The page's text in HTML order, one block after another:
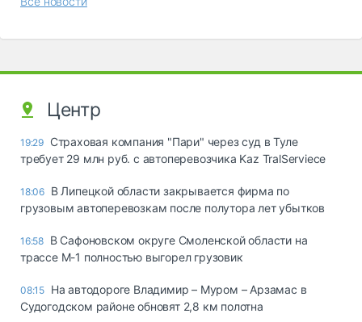
Центр
19:29 Страховая компания "Пари" через суд в Туле
требует 29 млн руб. с автоперевозчика Kaz TralServiece
18:06 В Липецкой области закрывается фирма по
грузовым автоперевозкам после полутора лет убытков
16:58 В Сафоновском округе Смоленской области на
трассе М-1 полностью выгорел грузовик
08:15 На автодороге Владимир – Муром – Арзамас в
Судогодском районе обновят 2,8 км полотна